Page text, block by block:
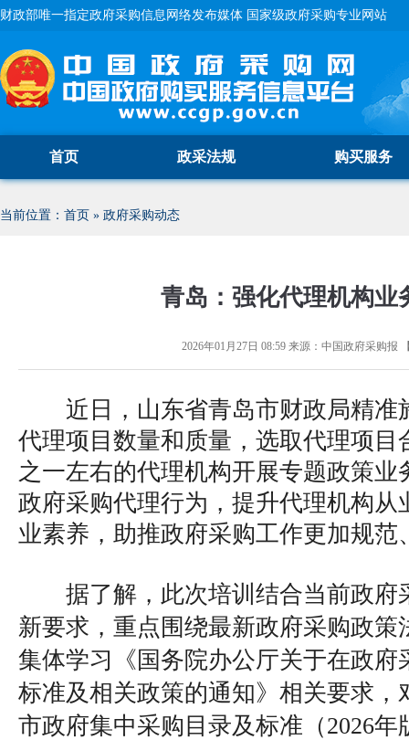
财政部唯一指定政府采购信息网络发布媒体 国家级政府采购专业网站
首页 政采法规 购买服务
当前位置： 首页 » 政府采购动态
青岛：强化代理机构业
2026年01月27日 08:59来源： 中国政府采购报
近日，山东省青岛市财政局精准
代理项目数量和质量，选取代理项目
之一左右的代理机构开展专题政策业
政府采购代理行为，提升代理机构从
业素养，助推政府采购工作更加规范
据了解，此次培训结合当前政府
新要求，重点围绕最新政府采购政策
集体学习《国务院办公厅关于在政府
标准及相关政策的通知》相关要求，
市政府集中采购目录及标准（2026